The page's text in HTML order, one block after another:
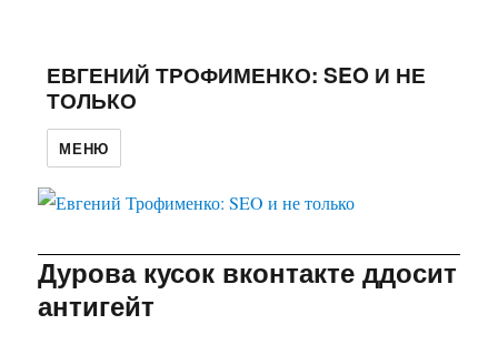
ЕВГЕНИЙ ТРОФИМЕНКО: SEO И НЕ
ТОЛЬКО
МЕНЮ
Дурова кусок вконтакте ддосит
антигейт